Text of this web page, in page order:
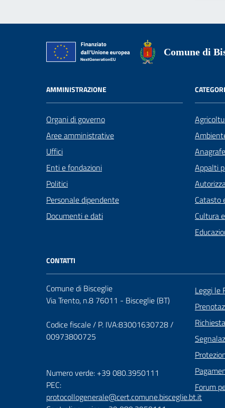
Comune di
AMMINISTRAZIONE
Organi di governo
Aree amministrative
Uffici
Enti e fondazioni
Politici
Personale dipendente
Documenti e dati
Appalti
Catasto
Cultura
CONTATTI
Comune di Bisceglie
Via Trento, n.8 76011 - Bisceglie (BT)
Codice fiscale / P. IVA:83001630728 /
00973800725
Numero verde: +39 080.3950111
PEC:
protocollogenerale@cert.comune.bisceglie.bt.it
Leggi le
Forum